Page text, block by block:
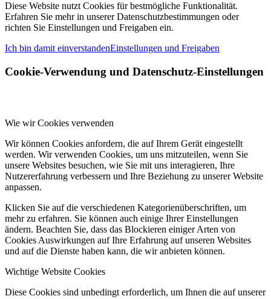
Diese Website nutzt Cookies für bestmögliche Funktionalität.
Erfahren Sie mehr in unserer Datenschutzbestimmungen oder
richten Sie Einstellungen und Freigaben ein.
Ich bin damit einverstandenEinstellungen und Freigaben
Cookie-Verwendung und Datenschutz-Einstellungen
Wie wir Cookies verwenden
Wir können Cookies anfordern, die auf Ihrem Gerät eingestellt
werden. Wir verwenden Cookies, um uns mitzuteilen, wenn Sie
unsere Websites besuchen, wie Sie mit uns interagieren, Ihre
Nutzererfahrung verbessern und Ihre Beziehung zu unserer Website
anpassen.
Klicken Sie auf die verschiedenen Kategorienüberschriften, um
mehr zu erfahren. Sie können auch einige Ihrer Einstellungen
ändern. Beachten Sie, dass das Blockieren einiger Arten von
Cookies Auswirkungen auf Ihre Erfahrung auf unseren Websites
und auf die Dienste haben kann, die wir anbieten können.
Wichtige Website Cookies
Diese Cookies sind unbedingt erforderlich, um Ihnen die auf unserer